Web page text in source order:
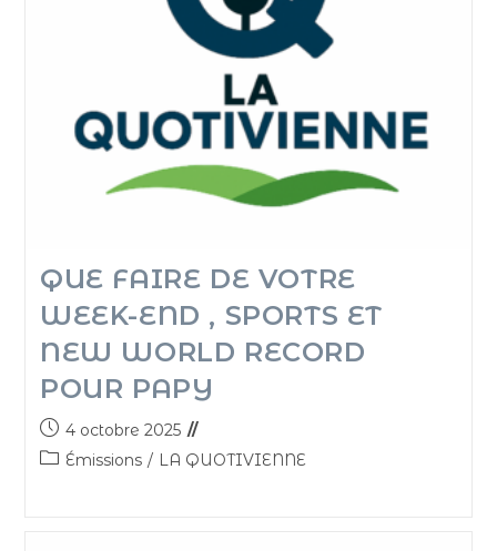
QUE FAIRE DE VOTRE
WEEK-END , SPORTS ET
NEW WORLD RECORD
POUR PAPY
4 octobre 2025
Émissions / LA QUOTIVIENNE